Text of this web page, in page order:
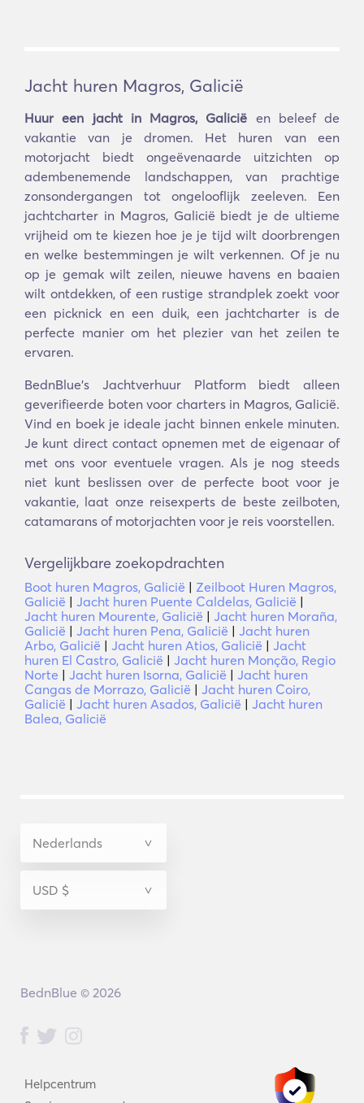
Jacht huren Magros, Galicië
Huur een jacht in Magros, Galicië en beleef de
vakantie van je dromen. Het huren van een
motorjacht biedt ongeëvenaarde uitzichten op
adembenemende landschappen, van prachtige
zonsondergangen tot ongelooflijk zeeleven. Een
jachtcharter in Magros, Galicië biedt je de ultieme
vrijheid om te kiezen hoe je je tijd wilt doorbrengen
en welke bestemmingen je wilt verkennen. Of je nu
op je gemak wilt zeilen, nieuwe havens en baaien
wilt ontdekken, of een rustige strandplek zoekt voor
een picknick en een duik, een jachtcharter is de
perfecte manier om het plezier van het zeilen te
ervaren.
BednBlue's Jachtverhuur Platform biedt alleen
geverifieerde boten voor charters in Magros, Galicië.
Vind en boek je ideale jacht binnen enkele minuten.
Je kunt direct contact opnemen met de eigenaar of
met ons voor eventuele vragen. Als je nog steeds
niet kunt beslissen over de perfecte boot voor je
vakantie, laat onze reisexperts de beste zeilboten,
catamarans of motorjachten voor je reis voorstellen.
Vergelijkbare zoekopdrachten
Boot huren Magros, Galicië | Zeilboot Huren Magros,
Galicië | Jacht huren Puente Caldelas, Galicië |
Jacht huren Mourente, Galicië | Jacht huren Moraña,
Galicië | Jacht huren Pena, Galicië | Jacht huren
Arbo, Galicië | Jacht huren Atios, Galicië | Jacht
huren El Castro, Galicië | Jacht huren Monção, Regio
Norte | Jacht huren Isorna, Galicië | Jacht huren
Cangas de Morrazo, Galicië | Jacht huren Coiro,
Galicië | Jacht huren Asados, Galicië | Jacht huren
Balea, Galicië
Helpcentrum
BednBlue © 2026